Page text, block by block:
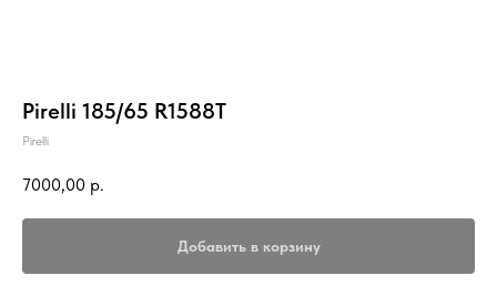
Pirelli 185/65 R1588T
Pirelli
7000,00 р.
Добавить в корзину